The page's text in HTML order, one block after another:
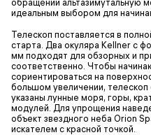
идеальным выбором для
Телескоп поставляется в
старта. Два окуляра Kellner с
мм подходят для обзорных и
соответственно. Чтобы
сориентироваться на
большом увеличении,
указаны лунные моря, горы,
модулей. Для упрощения
объект звездного неба Orion
искателем с красной точкой.